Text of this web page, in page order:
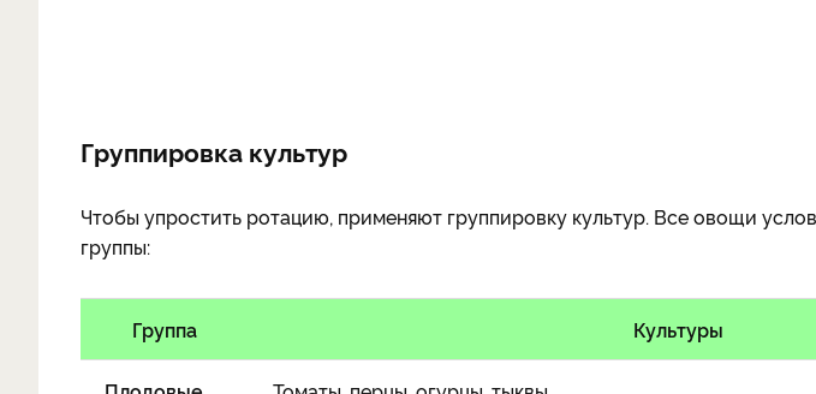
Группировка культур
Чтобы упростить ротацию, применяют группировку культур. Все овощи
группы:
Группа Культуры